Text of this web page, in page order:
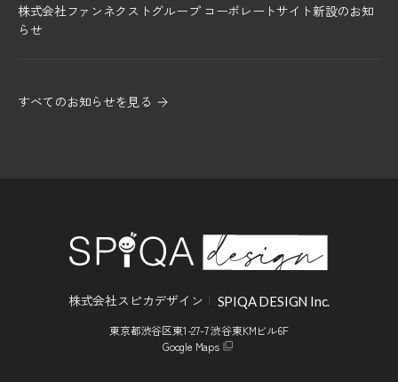
株式会社ファンネクストグループ コーポレートサイト新設のお知
らせ
すべてのお知らせを見る
株式会社スピカデザイン SPIQA DESIGN Inc.
東京都渋谷区東1-27-7 渋谷東KMビル6F
Google Maps